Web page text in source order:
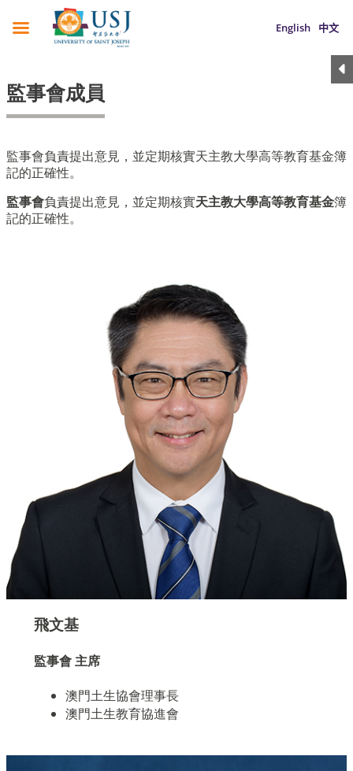
English 中文
監事會成員
監事會負責提出意見，並定期核實天主教大學高等教育基金簿
記的正確性。
監事會負責提出意見，並定期核實天主教大學高等教育基金簿
記的正確性。
飛文基
監事會 主席
澳門土生協會理事長
澳門土生教育協進會